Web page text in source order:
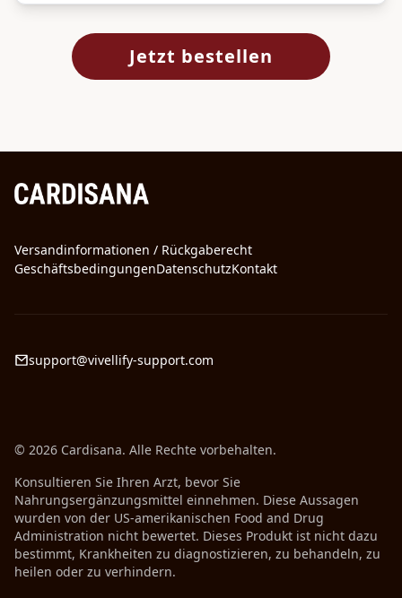
Jetzt bestellen
Versandinformationen / Rückgaberecht
GeschäftsbedingungenDatenschutzKontakt
© 2026 Cardisana. Alle Rechte vorbehalten.
Konsultieren Sie Ihren Arzt, bevor Sie
Nahrungsergänzungsmittel einnehmen. Diese Aussagen
wurden von der US-amerikanischen Food and Drug
Administration nicht bewertet. Dieses Produkt ist nicht dazu
bestimmt, Krankheiten zu diagnostizieren, zu behandeln, zu
heilen oder zu verhindern.
support@vivellify-support.com